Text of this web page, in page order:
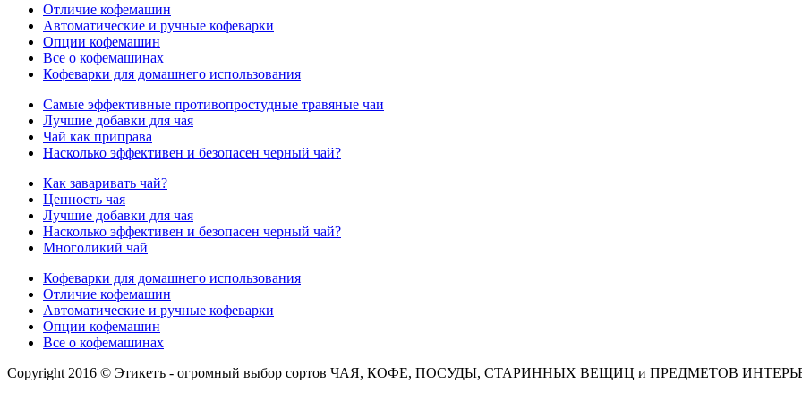
Отличие кофемашин
Автоматические и ручные кофеварки
Опции кофемашин
Все о кофемашинах
Кофеварки для домашнего использования
Самые эффективные противопростудные травяные чаи
Лучшие добавки для чая
Чай как приправа
Насколько эффективен и безопасен черный чай?
Как заваривать чай?
Ценность чая
Лучшие добавки для чая
Насколько эффективен и безопасен черный чай?
Многоликий чай
Кофеварки для домашнего использования
Отличие кофемашин
Автоматические и ручные кофеварки
Опции кофемашин
Все о кофемашинах
Copyright 2016 © Этикетъ - огромный выбор сортов ЧАЯ, КОФЕ, ПОСУДЫ, СТАРИННЫХ ВЕЩИЦ и ПРЕДМЕТОВ